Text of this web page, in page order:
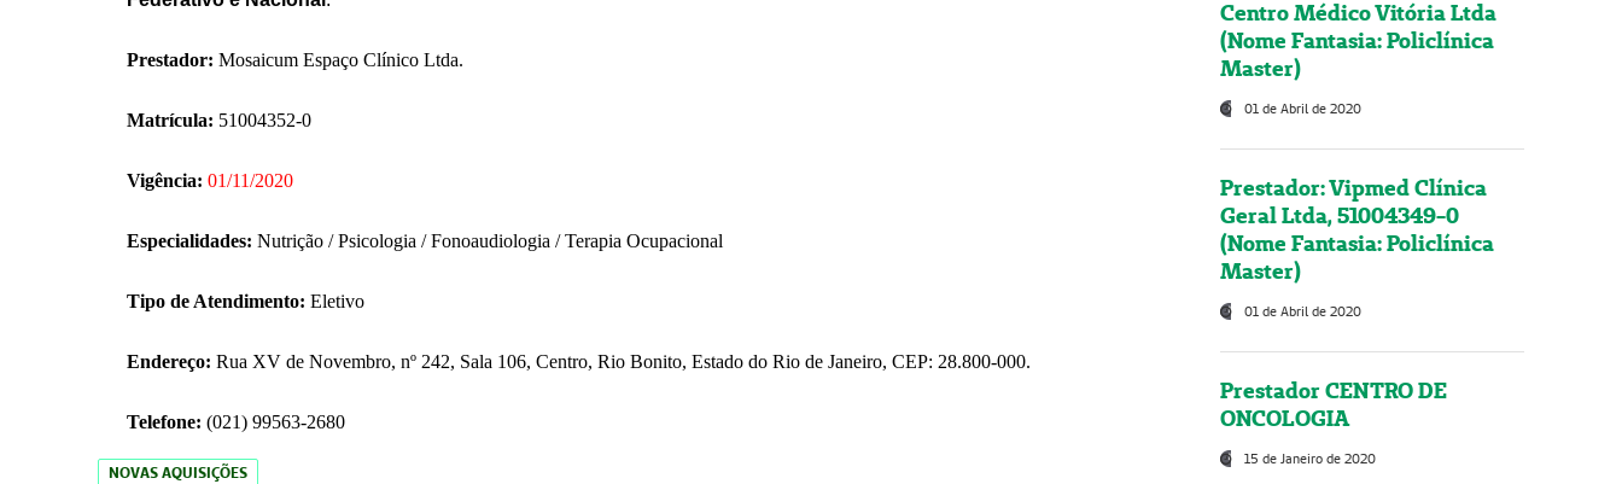
Prestador: Mosaicum Espaço Clínico Ltda.
Matrícula: 51004352-0
Vigência: 01/11/2020
Especialidades: Nutrição / Psicologia / Fonoaudiologia / Terapia Ocupacional
Tipo de Atendimento: Eletivo
Endereço: Rua XV de Novembro, nº 242, Sala 106, Centro, Rio Bonito, Estado do Rio de Janeiro, CEP: 28.800-000.
Telefone: (021) 99563-2680
NOVAS AQUISIÇÕES
Centro Médico Vitória Ltda
(Nome Fantasia: Policlínica
Master)
01 de Abril de 2020
Prestador: Vipmed Clínica
Geral Ltda, 51004349-0
(Nome Fantasia: Policlínica
Master)
01 de Abril de 2020
Prestador CENTRO DE
ONCOLOGIA
15 de Janeiro de 2020